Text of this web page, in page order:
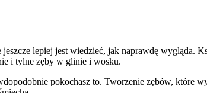
lepiej jest wiedzieć, jak naprawdę
i tylne zęby w glinie i wosku.
pokochasz to. Tworzenie zębów, które